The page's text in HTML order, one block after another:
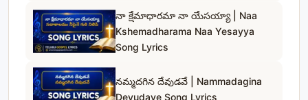
నా క్షేమాధారమా నా యేసయ్యా | Naa
Kshemadharama Naa Yesayya
Song Lyrics
నమ్మదగిన దేవుడవే | Nammadagina
Devudave Song Lyrics